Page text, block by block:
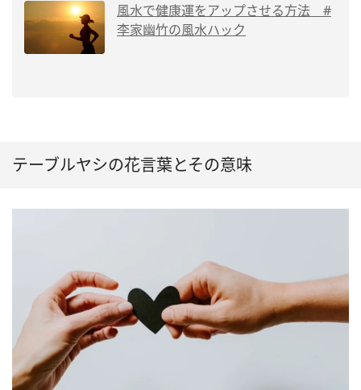
風水で健康運をアップさせる方法 #
李家幽竹の風水ハック
テーブルヤシの花言葉とその意味